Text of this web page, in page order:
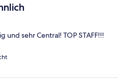
und sehr Central! TOP STAFF!!!